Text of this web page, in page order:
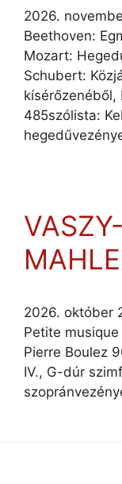
2026.
Beethoven:
Mozart:
Schubert:
kísérőzenéből,
485szólista:
2026. október
Petite
Pierre Boulez
IV., G-dúr